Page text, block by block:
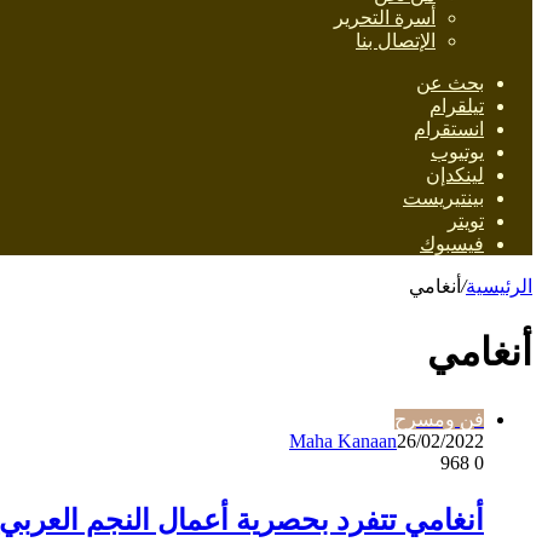
أسرة التحرير
الإتصال بنا
بحث عن
تيلقرام
انستقرام
يوتيوب
لينكدإن
بينتيريست
تويتر
فيسبوك
الرئيسية/ أنغامي
أنغامي
فن ومسرح
Maha Kanaan26/02/2022
0
أنغامي تتفرد بحصرية أعمال النجم